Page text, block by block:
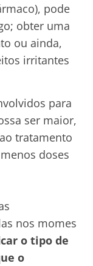
pode
obter uma
ou ainda,
irritantes
para
ser maior,
tratamento
doses
nos momes
o tipo de
o